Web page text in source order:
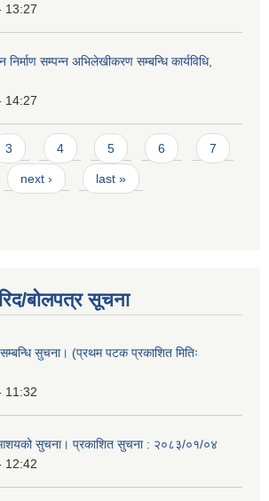
13:27
सम्पन्न अभिलेखीकरण सम्बन्धि कार्यविधि,
14:27
3 4 5 6 7
next › last »
बोलपत्र सूचना
सुचना। (प्रथम पटक प्रकाशित मितिः
11:32
सुचना। प्रकाशित सुचना : २०८३/०१/०४
12:42